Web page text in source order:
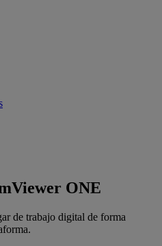
ONE
de trabajo digital de forma